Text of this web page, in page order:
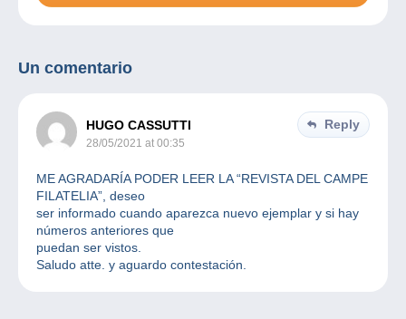
Un comentario
HUGO CASSUTTI
28/05/2021 at 00:35
Reply
ME AGRADARÍA PODER LEER LA “REVISTA DEL CAMPE
FILATELIA”, deseo
ser informado cuando aparezca nuevo ejemplar y si hay
números anteriores que
puedan ser vistos.
Saludo atte. y aguardo contestación.